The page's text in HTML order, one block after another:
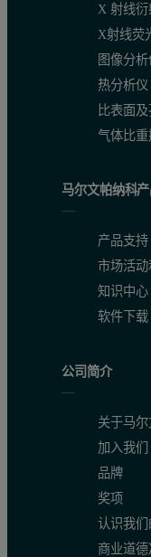
X 射线衍
X射线荧
图像分析
热分析仪
比表面
气体比重
马尔文帕纳科
产品支持
市场活动
知识中心
软件下载
公司简介
关于马
加入我们
品牌
奖项
认识我们
商业道德